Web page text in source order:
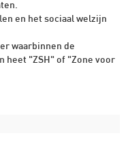
en het sociaal welzijn
waarbinnen de
heet "ZSH" of "Zone voor